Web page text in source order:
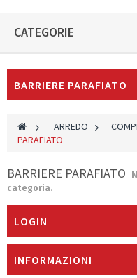
CATEGORIE
BARRIERE PARAFIATO
> ARREDO >
PARAFIATO
BARRIERE PARAFIATO
categoria.
LOGIN
INFORMAZIONI